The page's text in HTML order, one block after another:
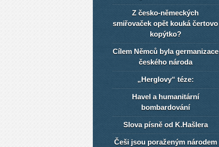
Z česko-německých
smiřovaček opět kouká čertovo
kopýtko?
Cílem Němců byla germanizace
českého národa
„Herglovy“ téze:
Havel a humanitární
bombardování
Slova písně od K.Hašlera
Češi jsou poraženým národem